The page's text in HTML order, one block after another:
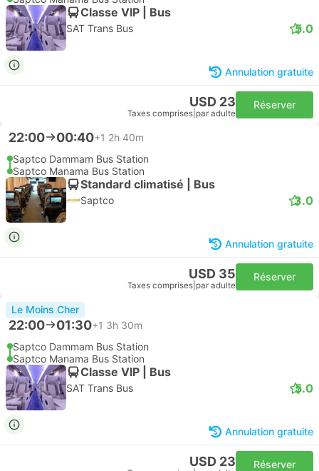
Classe VIP | Bus
SAT Trans Bus 5.0
Annulation gratuite
USD 23
Taxes comprises par adulte
Réserver
22:00 00:40+1 2h 40m
Saptco Dammam Bus Station
Saptco Manama Bus Station
Standard climatisé | Bus
Saptco 3.0
Annulation gratuite
USD 35
Taxes comprises par adulte
Réserver
Le Moins Cher
22:00 01:30+1 3h 30m
Saptco Dammam Bus Station
Saptco Manama Bus Station
Classe VIP | Bus
SAT Trans Bus 5.0
Annulation gratuite
USD 23 Réserver